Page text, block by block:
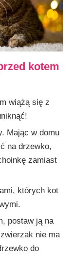
kotem
wiążą się z
Mając w domu
na drzewko,
zamiast
których kot
postaw ją na
nie ma
do